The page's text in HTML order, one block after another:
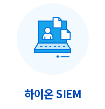
하이온 SIEM